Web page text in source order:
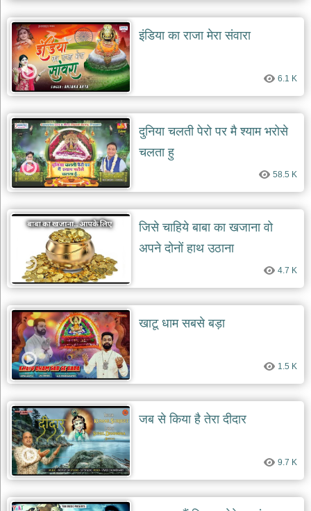
इंडिया का राजा मेरा संवारा
6.1 K
दुनिया चलती पेरो पर मै श्याम भरोसे
चलता हु
58.5 K
जिसे चाहिये बाबा का खजाना वो
अपने दोनों हाथ उठाना
4.7 K
खाटू धाम सबसे बड़ा
1.5 K
जब से किया है तेरा दीदार
9.7 K